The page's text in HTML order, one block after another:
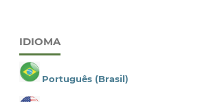
IDIOMA
Português (Brasil)